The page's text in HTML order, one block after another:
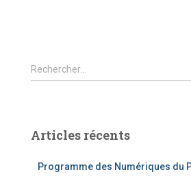
R
e
r
Rechercher…
Articles récents
Programme des Numériques du